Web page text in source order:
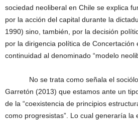
sociedad neoliberal en Chile se explica
por la acción del capital durante la
1990) sino, también, por la decisión
por la dirigencia política de Concertación
continuidad al denominado “modelo
No se trata como señala el
Garretón (2013) que estamos ante un
de la “coexistencia de principios
como progresistas”. Lo cual generaría la